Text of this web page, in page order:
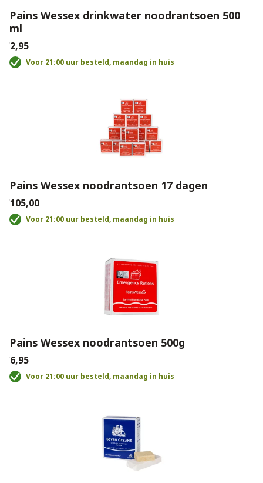
Pains Wessex drinkwater noodrantsoen 500
ml
€2,95
Voor 21:00 uur besteld, maandag in huis
Pains Wessex noodrantsoen 17 dagen
€105,00
Voor 21:00 uur besteld, maandag in huis
Pains Wessex noodrantsoen 500g
€6,95
Voor 21:00 uur besteld, maandag in huis